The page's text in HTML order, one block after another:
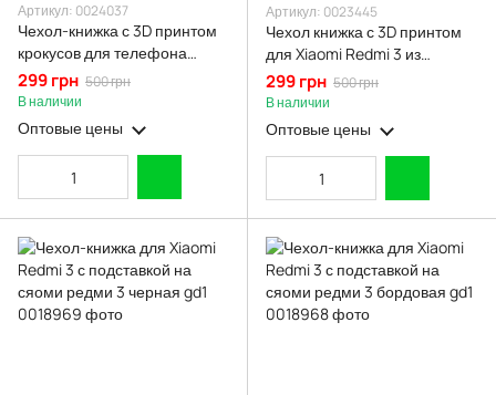
Артикул: 0024037
Чехол-книжка с 3D принтом
крокусов для телефона
Xiaomi Redmi 3 из екокожи с
подставкой и магнитом
бордовая gd2
299 грн 500 грн
В наличии
Оптовые цены
Артикул: 0023445
Чехол книжка с 3D принтом
для Xiaomi Redmi 3 из
экокожи с подставкой и
магнитом черная gd2
299 грн 500 грн
В наличии
Оптовые цены